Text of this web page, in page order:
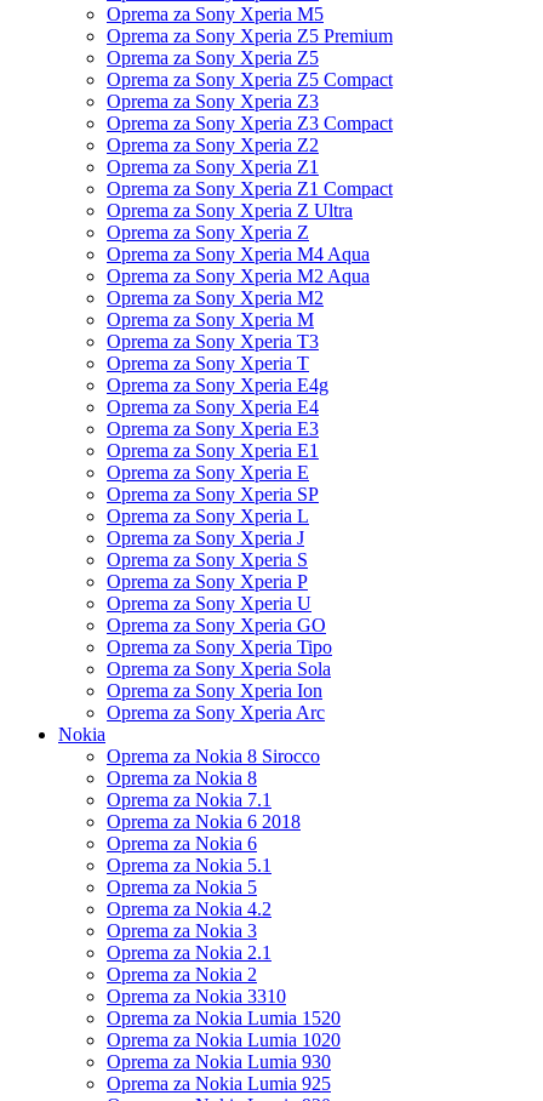
Oprema za Sony Xperia M5
Oprema za Sony Xperia Z5 Premium
Oprema za Sony Xperia Z5
Oprema za Sony Xperia Z5 Compact
Oprema za Sony Xperia Z3
Oprema za Sony Xperia Z3 Compact
Oprema za Sony Xperia Z2
Oprema za Sony Xperia Z1
Oprema za Sony Xperia Z1 Compact
Oprema za Sony Xperia Z Ultra
Oprema za Sony Xperia Z
Oprema za Sony Xperia M4 Aqua
Oprema za Sony Xperia M2 Aqua
Oprema za Sony Xperia M2
Oprema za Sony Xperia M
Oprema za Sony Xperia T3
Oprema za Sony Xperia T
Oprema za Sony Xperia E4g
Oprema za Sony Xperia E4
Oprema za Sony Xperia E3
Oprema za Sony Xperia E1
Oprema za Sony Xperia E
Oprema za Sony Xperia SP
Oprema za Sony Xperia L
Oprema za Sony Xperia J
Oprema za Sony Xperia S
Oprema za Sony Xperia P
Oprema za Sony Xperia U
Oprema za Sony Xperia GO
Oprema za Sony Xperia Tipo
Oprema za Sony Xperia Sola
Oprema za Sony Xperia Ion
Oprema za Sony Xperia Arc
Nokia
Oprema za Nokia 8 Sirocco
Oprema za Nokia 8
Oprema za Nokia 7.1
Oprema za Nokia 6 2018
Oprema za Nokia 6
Oprema za Nokia 5.1
Oprema za Nokia 5
Oprema za Nokia 4.2
Oprema za Nokia 3
Oprema za Nokia 2.1
Oprema za Nokia 2
Oprema za Nokia 3310
Oprema za Nokia Lumia 1520
Oprema za Nokia Lumia 1020
Oprema za Nokia Lumia 930
Oprema za Nokia Lumia 925